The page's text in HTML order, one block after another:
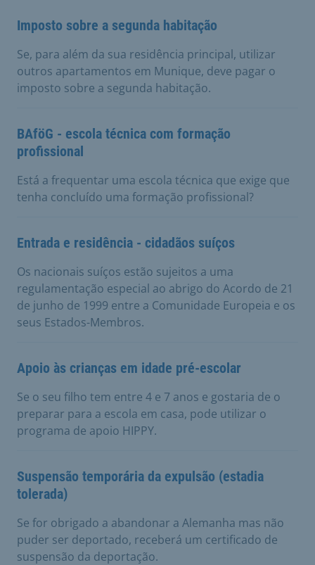
Imposto sobre a segunda habitação
Se, para além da sua residência principal, utilizar
outros apartamentos em Munique, deve pagar o
imposto sobre a segunda habitação.
BAföG - escola técnica com formação
profissional
Está a frequentar uma escola técnica que exige que
tenha concluído uma formação profissional?
Entrada e residência - cidadãos suíços
Os nacionais suíços estão sujeitos a uma
regulamentação especial ao abrigo do Acordo de 21
de junho de 1999 entre a Comunidade Europeia e os
seus Estados-Membros.
Apoio às crianças em idade pré-escolar
Se o seu filho tem entre 4 e 7 anos e gostaria de o
preparar para a escola em casa, pode utilizar o
programa de apoio HIPPY.
Suspensão temporária da expulsão (estadia
tolerada)
Se for obrigado a abandonar a Alemanha mas não
puder ser deportado, receberá um certificado de
suspensão da deportação.